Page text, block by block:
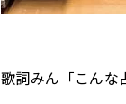
歌詞みん「こんな